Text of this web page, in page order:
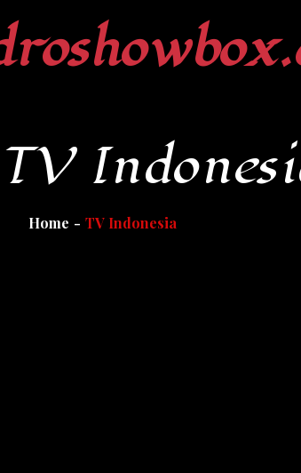
TV
Home TV Indonesia